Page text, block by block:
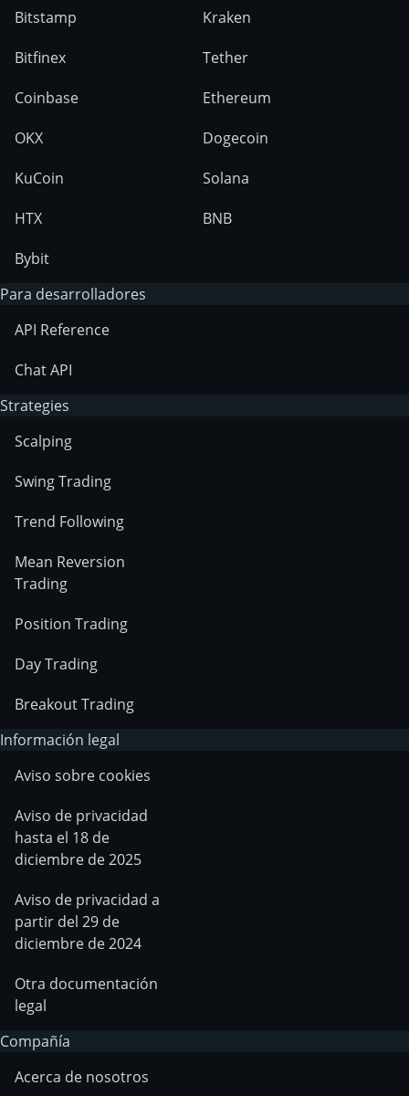
Bitstamp
Bitfinex
Coinbase
OKX
KuCoin
HTX
Bybit
Kraken
Tether
Ethereum
Dogecoin
Solana
BNB
Para desarrolladores
API Reference
Chat API
Strategies
Scalping
Swing Trading
Trend Following
Mean Reversion
Trading
Position Trading
Day Trading
Breakout Trading
Información legal
Aviso sobre cookies
Aviso de privacidad
hasta el 18 de
diciembre de 2025
Aviso de privacidad a
partir del 29 de
diciembre de 2024
Otra documentación
legal
Compañía
Acerca de nosotros